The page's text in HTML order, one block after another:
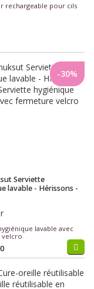
rechargeable pour cils
Serviette
lavable - Hérissons -
lavable avec
-30%